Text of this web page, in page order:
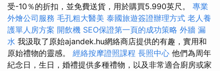
受-10％的折扣，並免費送貨，用於購買5.990英尺。 專業
外燴公司服務 毛孔粗大醫美 泰國旅遊簽證辦理方式 老人養
護單人房方案 開飲機 SEO保證第一頁的成功策略 外牆 漏
水 我汲取了原始ajandek.hu網絡商店提供的有趣，實用和
原始禮物的靈感。 經絡按摩證照課程 長照中心 他們為周年
紀念日，生日，婚禮提供多種禮物，以及非常適合廚房或家